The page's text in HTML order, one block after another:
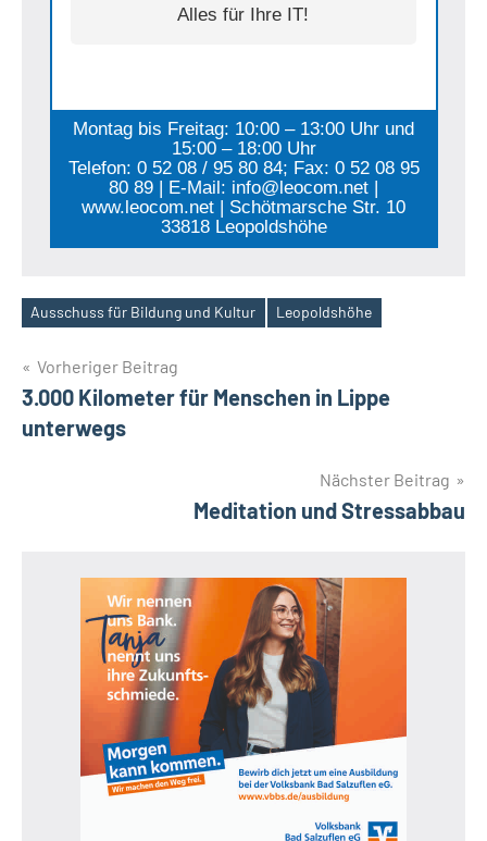
Alles für Ihre IT!
Montag bis Freitag: 10:00 – 13:00 Uhr und
15:00 – 18:00 Uhr
Telefon: 0 52 08 / 95 80 84; Fax: 0 52 08 95
80 89 | E-Mail: info@leocom.net |
www.leocom.net | Schötmarsche Str. 10
33818 Leopoldshöhe
Schlagwörter
Ausschuss für Bildung und Kultur Leopoldshöhe
Beitragsnavigation
Vorheriger Beitrag
3.000 Kilometer für Menschen in Lippe
unterwegs
Nächster Beitrag
Meditation und Stressabbau